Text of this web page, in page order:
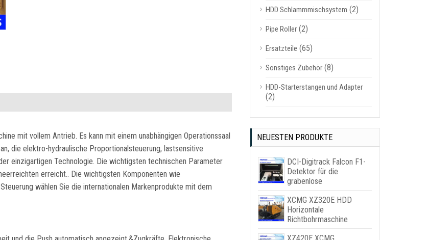
mit vollem Antrieb. Es kann mit einem unabhängigen Operationssaal
die elektro-hydraulische Proportionalsteuerung, lastsensitive
einzigartigen Technologie. Die wichtigsten technischen Parameter
erreicht.. Die wichtigsten Komponenten wie
wählen Sie die internationalen Markenprodukte mit dem
HDD Schlammmischsystem (2)
Pipe Roller(2)
Ersatzteile (65)
Sonstiges Zubehör(8)
HDD-Starterstangen und Adapter
(2)
NEUESTEN PRODUKTE
DCI-Digitrack Falcon F1-
Detektor für die
grabenlose
XCMG XZ320E HDD
Horizontale
Richtbohrmaschine